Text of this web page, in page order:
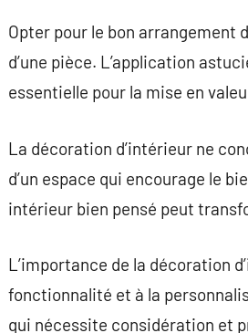
Opter pour le bon arrangement
d’une pièce. L’application
essentielle pour la mise en
La décoration d’intérieur ne
d’un espace qui encourage le
intérieur bien pensé peut
L’importance de la décoration
fonctionnalité et à la
qui nécessite considération et